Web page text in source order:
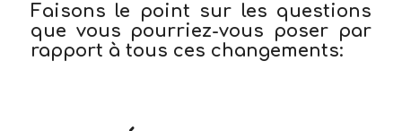
Faisons le point sur les questions
que vous pourriez-vous poser par
rapport à tous ces changements: